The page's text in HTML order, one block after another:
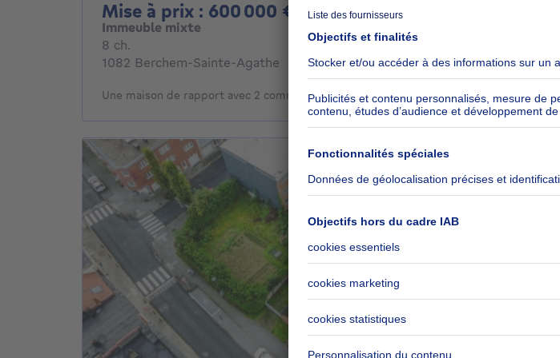
Mise à prix : 600 000 € Mise à prix : 600000€
Immeuble mixte
8 ch.
1082 Berchem-Sainte-Agathe
Une maison de rapport avec 2 commerces et 6 appartements